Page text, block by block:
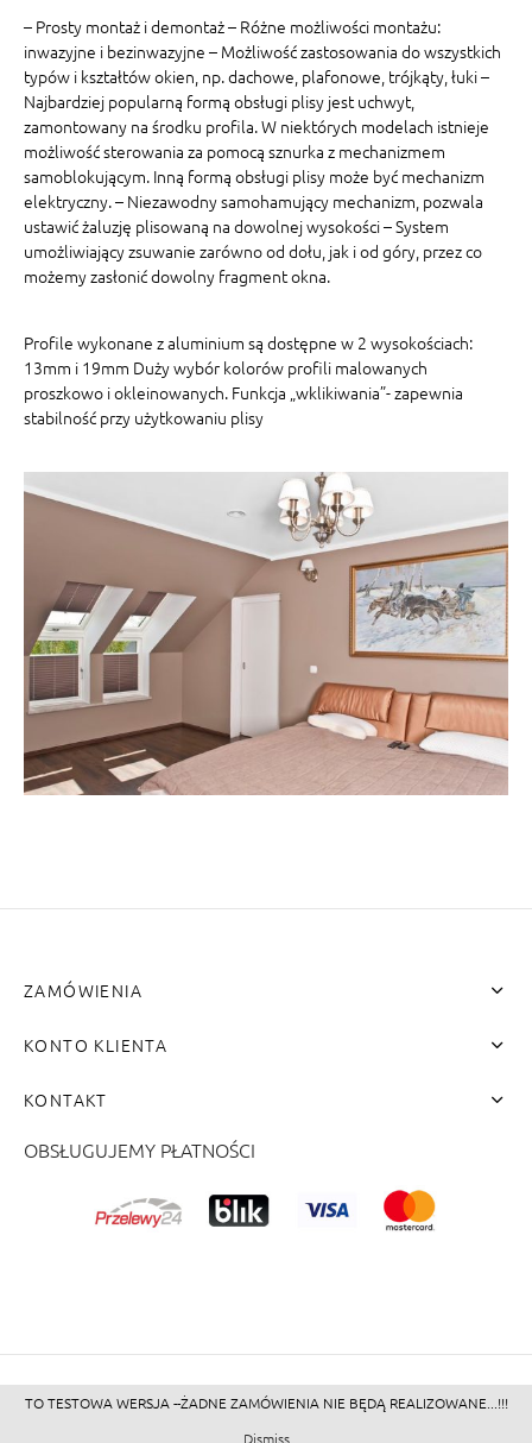
– Prosty montaż i demontaż – Różne możliwości montażu:
inwazyjne i bezinwazyjne – Możliwość zastosowania do wszystkich
typów i kształtów okien, np. dachowe, plafonowe, trójkąty, łuki –
Najbardziej popularną formą obsługi plisy jest uchwyt,
zamontowany na środku profila. W niektórych modelach istnieje
możliwość sterowania za pomocą sznurka z mechanizmem
samoblokującym. Inną formą obsługi plisy może być mechanizm
elektryczny. – Niezawodny samohamujący mechanizm, pozwala
ustawić żaluzję plisowaną na dowolnej wysokości – System
umożliwiający zsuwanie zarówno od dołu, jak i od góry, przez co
możemy zasłonić dowolny fragment okna.
Profile wykonane z aluminium są dostępne w 2 wysokościach:
13mm i 19mm Duży wybór kolorów profili malowanych
proszkowo i okleinowanych. Funkcja „wklikiwania”- zapewnia
stabilność przy użytkowaniu plisy
ZAMÓWIENIA
KONTO KLIENTA
KONTAKT
OBSŁUGUJEMY PŁATNOŚCI
©2026 - Zacienione.pl<br>
TO TESTOWA WERSJA --ŻADNE ZAMÓWIENIA NIE BĘDĄ REALIZOWANE...!!!
Dismiss